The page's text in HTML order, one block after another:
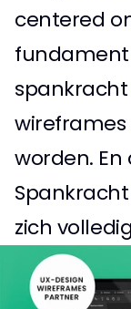
centered
fundament
spankracht
worden.
zich